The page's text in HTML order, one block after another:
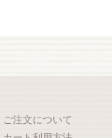
ご注文について